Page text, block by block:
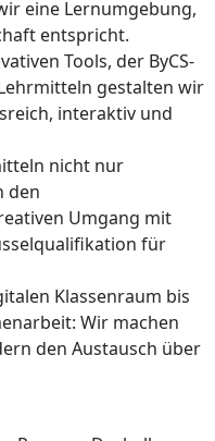
eine Lernumgebung,
entspricht.
Tools, der ByCS-
gestalten wir
interaktiv und
nicht nur
den
Umgang mit
für
Klassenraum bis
Wir machen
den Austausch über